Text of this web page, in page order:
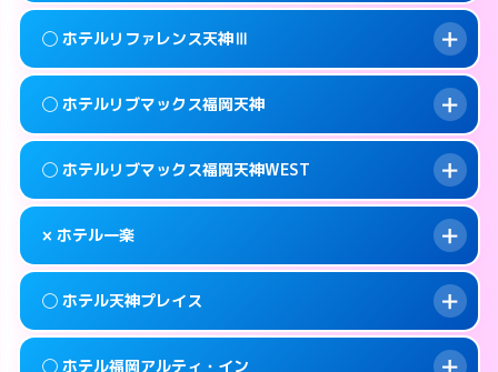
info このホテルの詳細ページを見る →
info このホテルの詳細ページを見る →
案内方法:
カードキーにつきホテルの入り口で
待ち合わせ。
info このホテルの詳細ページを見る →
案内方法: 女性が直接お部屋まで伺います。
smartphone 092-524-7588
map 福岡市中央区大宮1-1-24
info このホテルの詳細ページを見る →
◯ ホテルリファレンス天神Ⅲ
案内方法: 女性が直接お部屋まで伺います。
smartphone 092-718-3030
map 福岡市中央区天神3-8-10
info このホテルの詳細ページを見る →
◯ ホテルリブマックス福岡天神
案内方法:
smartphone 092-534-1140
map 福岡市中央区清川1-12-17
info このホテルの詳細ページを見る →
◯ ホテルリブマックス福岡天神WEST
案内方法:
女性が直接お部屋まで伺います。
smartphone 092-717-2250
map 福岡市中央区大名2-11-23
× ホテル一楽
案内方法:
派遣できません。
◯ ホテル天神プレイス
◯ ホテル福岡アルティ・イン